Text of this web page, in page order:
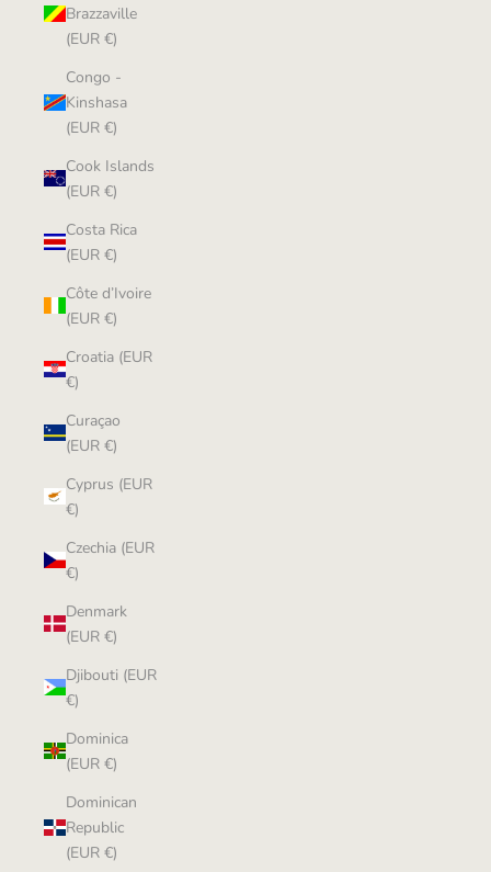
Brazzaville
(EUR €)
Congo -
Kinshasa
(EUR €)
Cook Islands
(EUR €)
Costa Rica
(EUR €)
Côte d’Ivoire
(EUR €)
Croatia (EUR
€)
Curaçao
(EUR €)
Cyprus (EUR
€)
Czechia (EUR
€)
Denmark
(EUR €)
Djibouti (EUR
€)
Dominica
(EUR €)
Dominican
Republic
(EUR €)